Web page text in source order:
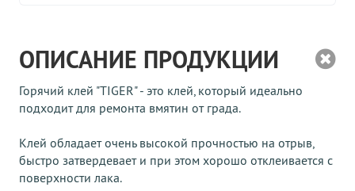
ОПИСАНИЕ ПРОДУКЦИИ
Горячий клей "TIGER" - это клей, который идеально
подходит для ремонта вмятин от града.
Клей обладает очень высокой прочностью на отрыв,
быстро затвердевает и при этом хорошо отклеивается с
поверхности лака.